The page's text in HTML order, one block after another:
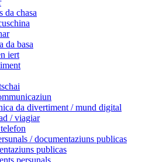
da chasa
da basa
iert
da divertiment / mund digital
/ viagiar
/ documentaziuns publicas
publicas
persunals